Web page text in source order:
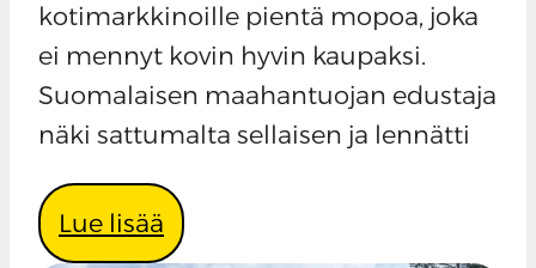
kotimarkkinoille pientä mopoa, joka
ei mennyt kovin hyvin kaupaksi.
Suomalaisen maahantuojan edustaja
näki sattumalta sellaisen ja lennätti
Lue lisää